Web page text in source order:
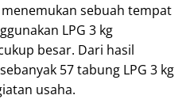
sebuah tempat
LPG 3 kg
besar. Dari hasil
57 tabung LPG 3 kg
usaha.